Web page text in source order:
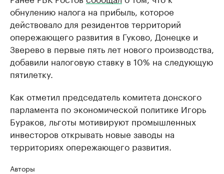
обнулению налога на прибыль, которое
действовало для резидентов территорий
опережающего развития в Гуково, Донецке и
Зверево в первые пять лет нового производства,
добавили налоговую ставку в 10% на следующую
пятилетку.
Как отметил председатель комитета донского
парламента по экономической политике Игорь
Бураков, льготы мотивируют промышленных
инвесторов открывать новые заводы на
территориях опережающего развития.
Авторы